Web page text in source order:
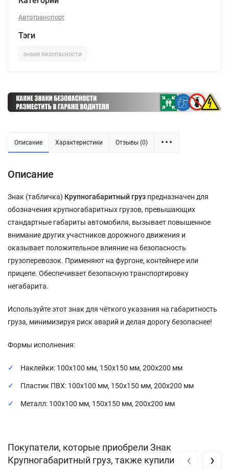
Автотранспорт
Тэги
знаки безопасности
Описание Характеристики Отзывы (0)
Описание
Знак (табличка) Крупногабаритный груз предназначен для
обозначения крупногабаритных грузов, превышающих
стандартные габариты автомобиля, вызывает повышенное
внимание других участников дорожного движения и
оказывает положительное влияние на безопасность
грузоперевозок. Применяют на фургоне, контейнере или
прицепе. Обеспечивает безопасную транспортировку
негабарита.
Используйте этот знак для чёткого указания на габаритность
груза, минимизируя риск аварий и делая дорогу безопаснее!
Формы исполнения:
Наклейки: 100x100 мм, 150x150 мм, 200x200 мм
Пластик ПВХ: 100x100 мм, 150x150 мм, 200x200 мм
Металл: 100x100 мм, 150x150 мм, 200x200 мм
Покупатели, которые приобрели Знак
Крупногабаритный груз, также купили
‹ ›